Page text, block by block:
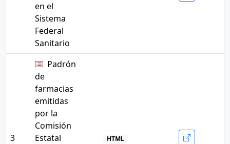
en el
Sistema
Federal
Sanitario
3
Padrón
de
farmacias
emitidas
por la
Comisión
Estatal
HTML